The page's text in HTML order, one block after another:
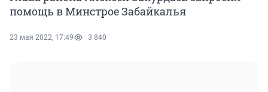
помощь в Минстрое Забайкалья
23 мая 2022, 17:49 3 840